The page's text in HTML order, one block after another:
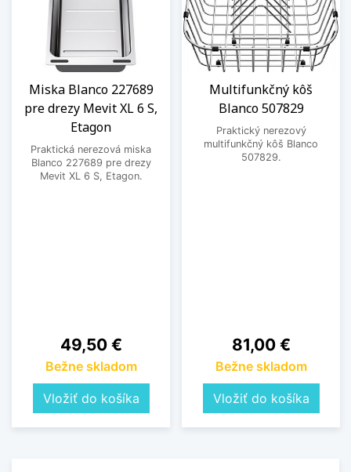
Miska Blanco 227689
pre drezy Mevit XL 6 S,
Etagon
Praktická nerezová miska
Blanco 227689 pre drezy
Mevit XL 6 S, Etagon.
Cena
49,50 €
Bežne skladom
Vložiť do košíka
Multifunkčný kôš
Blanco 507829
Praktický nerezový
multifunkčný kôš Blanco
507829.
Cena
81,00 €
Bežne skladom
Vložiť do košíka